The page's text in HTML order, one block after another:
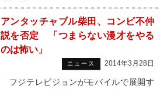
アンタッチャブル柴田、コンビ不仲
説を否定 「つまらない漫才をやる
のは怖い」
ニュース 2014年3月28日
フジテレビジョンがモバイルで展開す